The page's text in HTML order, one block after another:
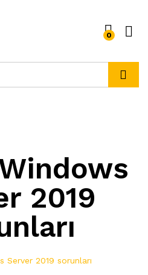
0
2019
Server 2019 sorunları